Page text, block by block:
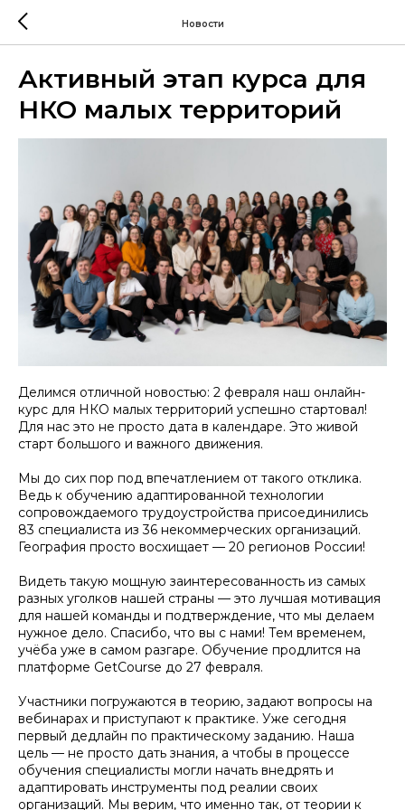
Новости
Активный этап курса для
НКО малых территорий
Делимся отличной новостью: 2 февраля наш онлайн-
курс для НКО малых территорий успешно стартовал!
Для нас это не просто дата в календаре. Это живой
старт большого и важного движения.
Мы до сих пор под впечатлением от такого отклика.
Ведь к обучению адаптированной технологии
сопровождаемого трудоустройства присоединились
83 специалиста из 36 некоммерческих организаций.
География просто восхищает — 20 регионов России!
Видеть такую мощную заинтересованность из самых
разных уголков нашей страны — это лучшая мотивация
для нашей команды и подтверждение, что мы делаем
нужное дело. Спасибо, что вы с нами! Тем временем,
учёба уже в самом разгаре. Обучение продлится на
платформе GetCourse до 27 февраля.
Участники погружаются в теорию, задают вопросы на
вебинарах и приступают к практике. Уже сегодня
первый дедлайн по практическому заданию. Наша
цель — не просто дать знания, а чтобы в процессе
обучения специалисты могли начать внедрять и
адаптировать инструменты под реалии своих
организаций. Мы верим, что именно так, от теории к